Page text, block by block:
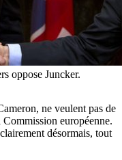
oppose Juncker.
ne veulent pas de
européenne.
désormais, tout